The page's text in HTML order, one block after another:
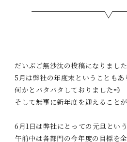
だいぶご無沙汰の投稿になりました
5月は弊社の年度末ということもあ
何かとバタバタしておりました💨
そして無事に新年度を迎えること
6月1日は弊社にとっての元旦とい
午前中は各部門の今年度の目標を